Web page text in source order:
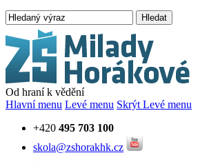
Hledat
Od hraní k vědění
Hlavní menu Levé menu Skrýt Levé menu
+420 495 703 100
skola@zshorakhk.cz